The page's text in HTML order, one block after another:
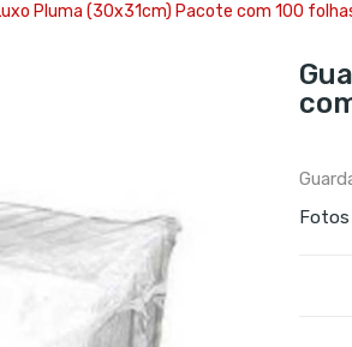
Pluma (30x31cm) Pacote com 100
Fotos